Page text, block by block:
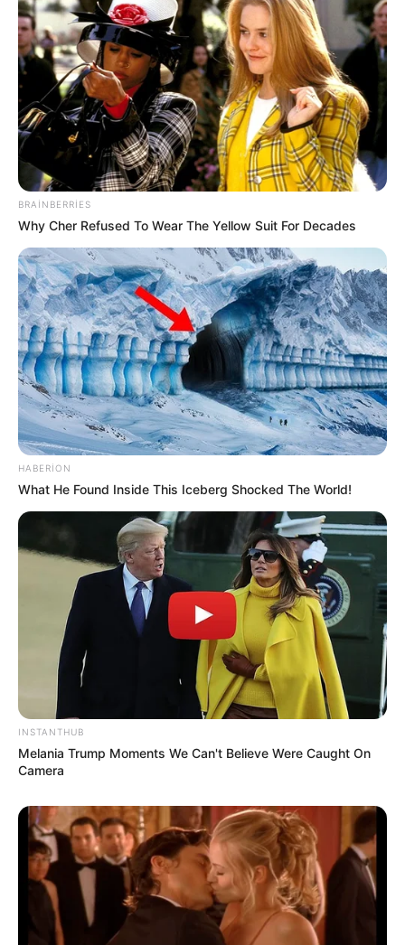
09:04 / 06 Avqust 2026 CƏMİYYƏT
Avqustda pulu tükənməyəcəkbürclər
61 0 0
09:01 / 06 Avqust 2026 CƏMİYYƏT
DİQQƏT! Bu ərazilərdə işıq olmayacaq
61
08:58 / 06 Avqust 2026 SİYASƏT
Ceyhun Bayramov Ukraynayagetdi
BRAINBERRIES
Why Cher Refused To Wear The Yellow Suit For Decades
HABERION
What He Found Inside This Iceberg Shocked The World!
INSTANTHUB
Melania Trump Moments We Can't Believe Were Caught On
Camera